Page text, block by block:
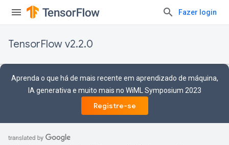
Fazer login
TensorFlow v2.2.0
Aprenda o que há de mais recente em aprendizado de máquina,
IA generativa e muito mais no WiML Symposium 2023
Registre-se